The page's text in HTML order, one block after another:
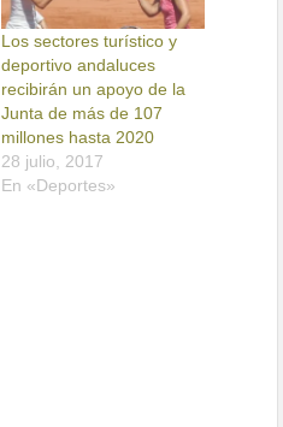
Los sectores turístico y
deportivo andaluces
recibirán un apoyo de la
Junta de más de 107
millones hasta 2020
28 julio, 2017
En «Deportes»